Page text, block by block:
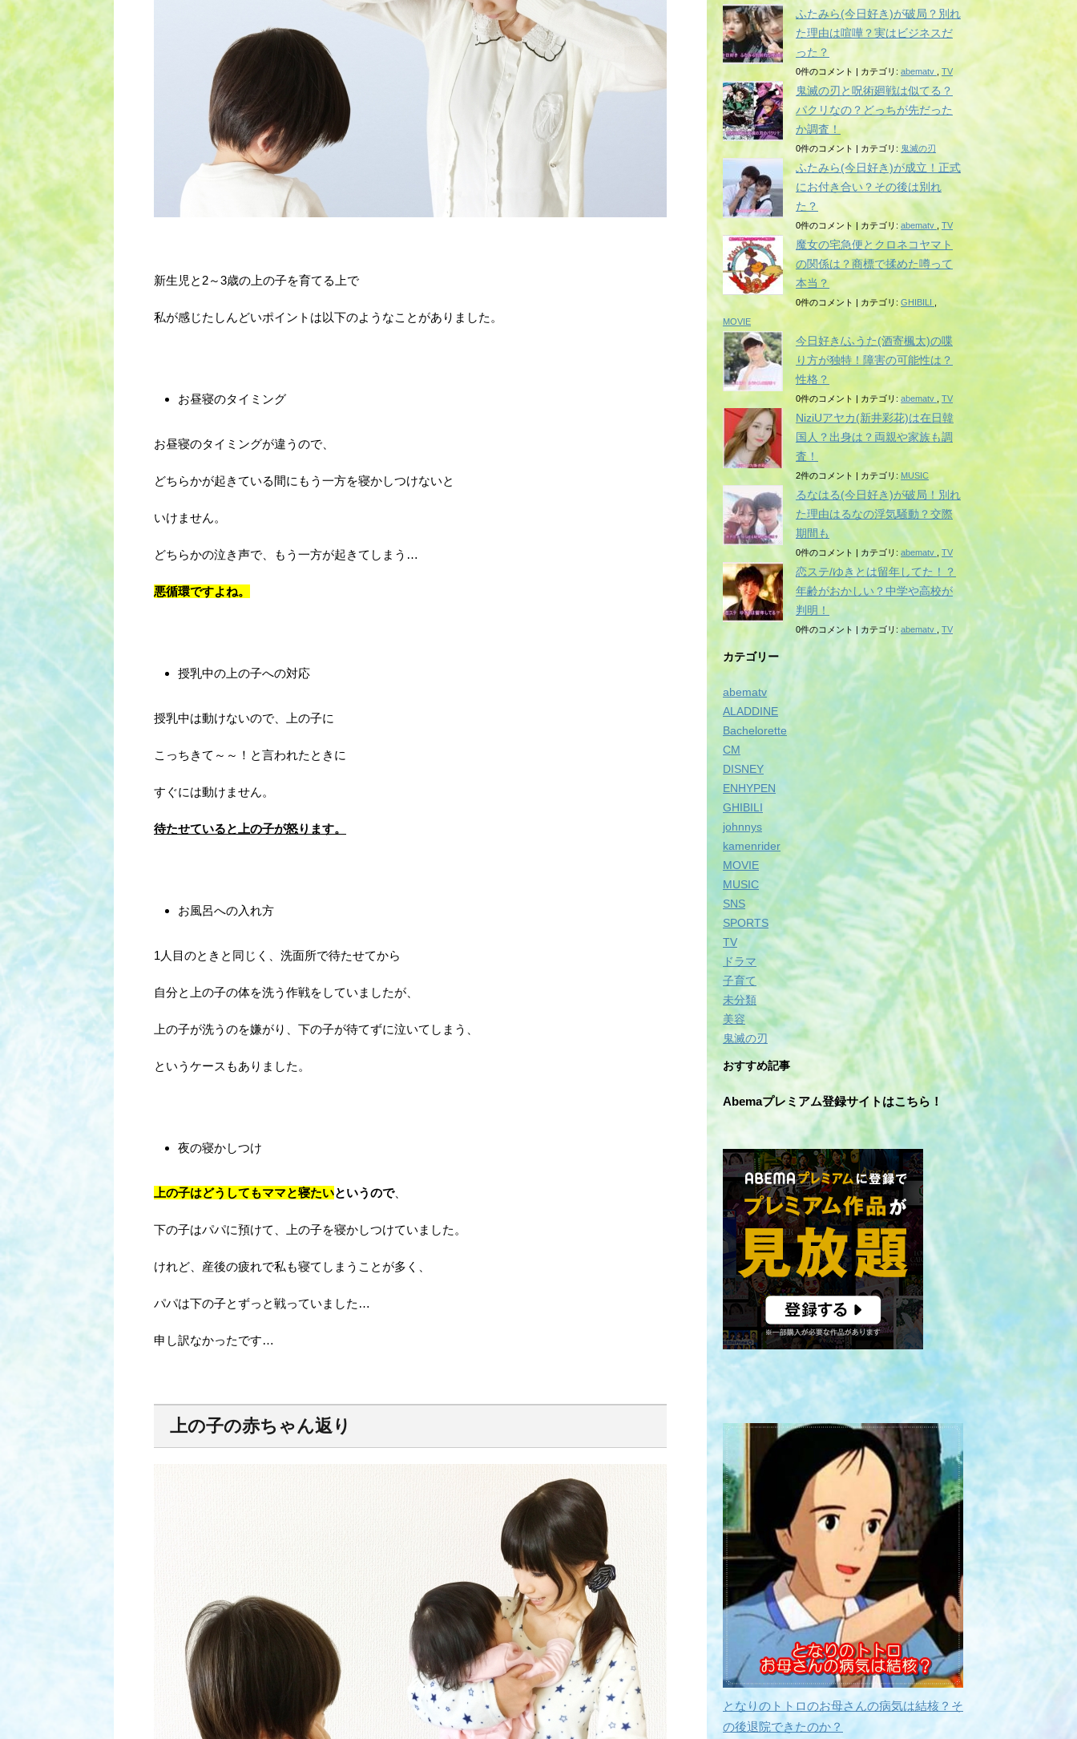
新生児と2～3歳の上の子を育てる上で
私が感じたしんどいポイントは以下のようなことがありました。
お昼寝のタイミング
お昼寝のタイミングが違うので、
どちらかが起きている間にもう一方を寝かしつけないと
いけません。
どちらかの泣き声で、もう一方が起きてしまう…
悪循環ですよね。
授乳中の上の子への対応
授乳中は動けないので、上の子に
こっちきて～～！と言われたときに
すぐには動けません。
待たせていると上の子が怒ります。
お風呂への入れ方
1人目のときと同じく、洗面所で待たせてから
自分と上の子の体を洗う作戦をしていましたが、
上の子が洗うのを嫌がり、下の子が待てずに泣いてしまう、
というケースもありました。
夜の寝かしつけ
上の子はどうしてもママと寝たいというので、
下の子はパパに預けて、上の子を寝かしつけていました。
けれど、産後の疲れで私も寝てしまうことが多く、
パパは下の子とずっと戦っていました…
申し訳なかったです…
上の子の赤ちゃん返り
ふたみら(今日好き)が破局？別れ
た理由は喧嘩？実はビジネスだ
った？
0件のコメント | カテゴリ: abematv TV
鬼滅の刃と呪術廻戦は似てる？
パクリなの？どっちが先だった
か調査！
0件のコメント | カテゴリ: 鬼滅の刃
ふたみら(今日好き)が成立！正式
にお付き合い？その後は別れ
た？
0件のコメント | カテゴリ: abematv TV
魔女の宅急便とクロネコヤマト
の関係は？商標で揉めた噂って
本当？
0件のコメント | カテゴリ: GHIBILI
MOVIE
今日好き/ふうた(酒寄楓太)の喋
り方が独特！障害の可能性は？
性格？
0件のコメント | カテゴリ:abematv TV
NiziUアヤカ(新井彩花)は在日韓
国人？出身は？両親や家族も調
査！
2件のコメント | カテゴリ: MUSIC
るなはる(今日好き)が破局！別れ
た理由はるなの浮気騒動？交際
期間も
0件のコメント | カテゴリ: abematv TV
恋ステ/ゆきとは留年してた！？
年齢がおかしい？中学や高校が
判明！
0件のコメント | カテゴリ: abematv TV
カテゴリー
abematv
ALADDINE
Bachelorette
CM
DISNEY
ENHYPEN
GHIBILI
johnnys
kamenrider
MOVIE
MUSIC
SNS
SPORTS
TV
ドラマ
子育て
未分類
美容
鬼滅の刃
おすすめ記事
Abemaプレミアム登録サイトはこちら！
となりのトトロのお母さんの病気は結核？そ
の後退院できたのか？